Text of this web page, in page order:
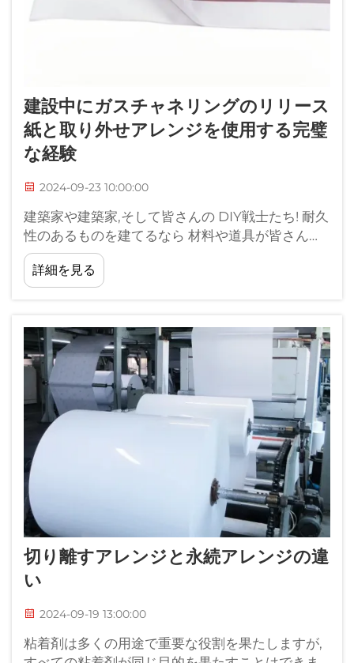
建設中にガスチャネリングのリリース
紙と取り外せアレンジを使用する完璧
な経験
2024-09-23 10:00:00
建築家や建築家,そして皆さんの DIY戦士たち! 耐久
性のあるものを建てるなら 材料や道具が皆さんの
ニーズに合っていることが不可欠です.
詳細を見る
切り離すアレンジと永続アレンジの違
い
2024-09-19 13:00:00
粘着剤は多くの用途で重要な役割を果たしますが,